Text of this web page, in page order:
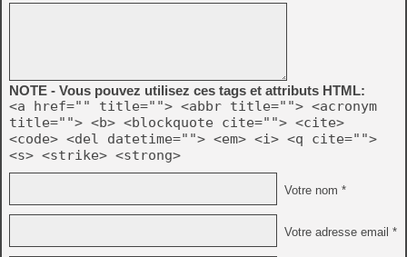
NOTE - Vous pouvez utilisez ces tags et attributs HTML:
<a href="" title=""> <abbr title=""> <acronym
title=""> <b> <blockquote cite=""> <cite>
<code> <del datetime=""> <em> <i> <q cite="">
<s> <strike> <strong>
Votre nom *
Votre adresse email *